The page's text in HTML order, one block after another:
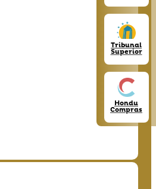
Tribunal
Superior
Hondu
Compras